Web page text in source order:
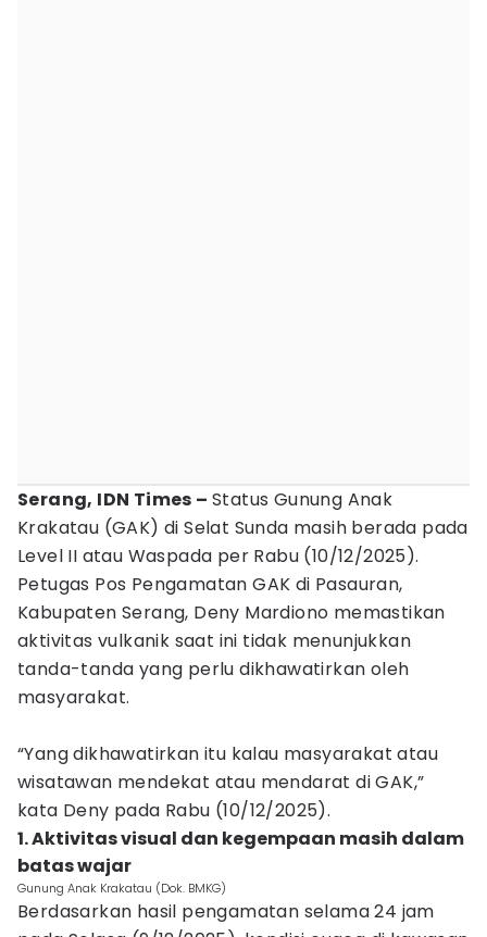
Serang, IDN Times – Status Gunung Anak
Krakatau (GAK) di Selat Sunda masih berada pada
Level II atau Waspada per Rabu (10/12/2025).
Petugas Pos Pengamatan GAK di Pasauran,
Kabupaten Serang, Deny Mardiono memastikan
aktivitas vulkanik saat ini tidak menunjukkan
tanda-tanda yang perlu dikhawatirkan oleh
masyarakat.
“Yang dikhawatirkan itu kalau masyarakat atau
wisatawan mendekat atau mendarat di GAK,”
kata Deny pada Rabu (10/12/2025).
1. Aktivitas visual dan kegempaan masih dalam
batas wajar
Gunung Anak Krakatau (Dok. BMKG)
Berdasarkan hasil pengamatan selama 24 jam